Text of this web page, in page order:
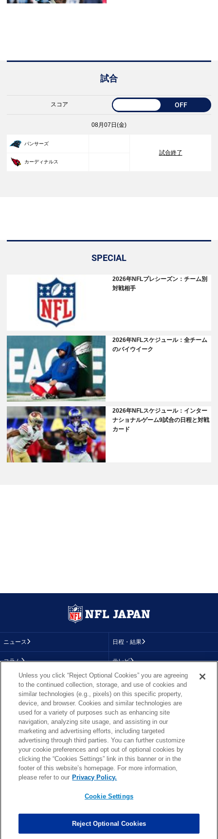
試合
スコア OFF
08月07日(金)
パンサーズ
試合終了
カーディナルス
SPECIAL
2026年NFLプレシーズン：チーム別
対戦相手
2026年NFLスケジュール：全チーム
のバイウイーク
2026年NFLスケジュール：インター
ナショナルゲーム9試合の日程と対戦
カード
ニュース 日程・結果
コラム テレビ
画像
順位表
About NFL
More NFL 特集
TOP お問い合わせ FAQ
PHOTO BY AP Images / PHOTO BY Getty Images
Unless you click “Reject Optional Cookies” you are agreeing
to the continued collection, storage, and use of cookies and
similar technologies (e.g., pixels) on this specific property,
device, and browser. Cookies and similar technologies are
used for a variety of purposes such as enhancing site
navigation, analyzing site usage, and assisting in our
marketing and advertising efforts, including targeted
advertising through third parties. You can further customize
your cookie preferences and opt out of optional cookies by
clicking the “Cookies Settings” link in this banner or in the
footer of this website’s homepage. For more information,
please refer to our Privacy Policy.
Cookie Settings
Reject Optional Cookies